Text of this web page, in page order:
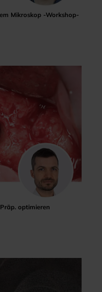
Mikroskop -Workshop-
optimieren